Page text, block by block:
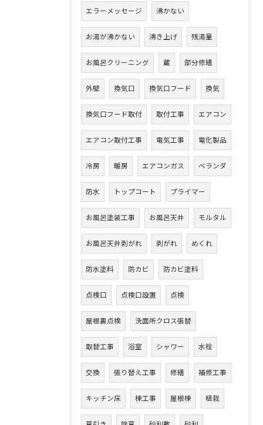
エラーメッセージ 沸かない
お湯が沸かない 沸き上げ 残湯量
お風呂クリーニング 蔵 部分修繕
外壁 換気口 換気口フード 換気
換気口フード取付 取付工事 エアコン
エアコン取付工事 電気工事 電化製品
冷房 暖房 エアコンガス ベランダ
防水 トップコート プライマー
お風呂塗装工事 お風呂天井 モルタル
お風呂天井剥がれ 剥がれ めくれ
防水塗料 防カビ 防カビ塗料
点検口 点検口設置 点検
屋根裏点検 洗面所クロス張替
取替工事 浴室 シャワー 水栓
交換 張り替え工事 修繕 補修工事
キッチン床 棟工事 屋根棟 植栽